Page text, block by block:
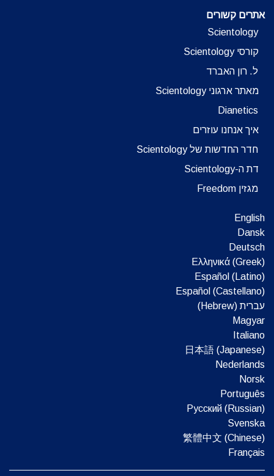
אתרים קשורים
Scientology
קורסי Scientology
ל. רון האברד
מאתר ארגוני Scientology
Dianetics
איך אנחנו עוזרים
חדר החדשות של Scientology
דת ה-Scientology
מגזין Freedom
English
Dansk
Deutsch
Ελληνικά (Greek)
Español (Latino)
Español (Castellano)
עברית (Hebrew)‏
Magyar
Italiano
日本語 (Japanese)
Nederlands
Norsk
Português
Русский (Russian)
Svenska
繁體中文 (Chinese)
Français